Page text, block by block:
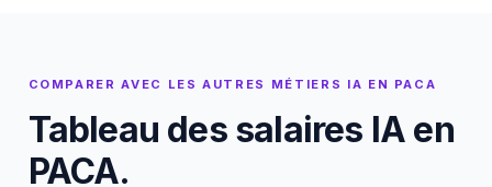
COMPARER AVEC LES AUTRES MÉTIERS IA EN PACA
Tableau des salaires IA en
PACA.